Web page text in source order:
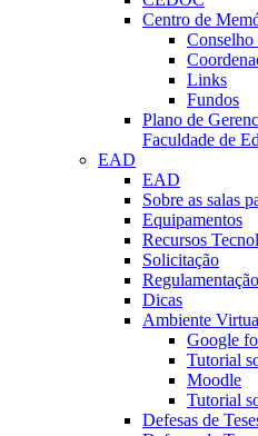
Centro de
Links
Fundos
Plano de
Faculdade de
EAD
EAD
Sobre as salas
Equipamentos
Recursos
Solicitação
Dicas
Ambiente
Google
Tutorial
Moodle
Tutorial
Defesas de